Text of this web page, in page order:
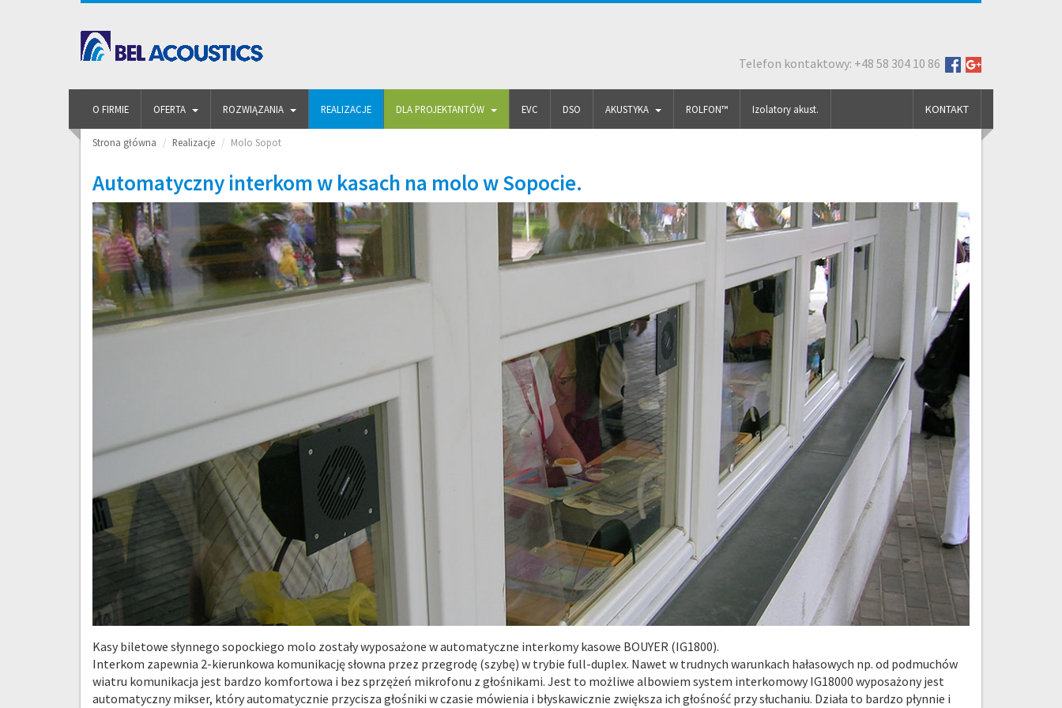
Telefon kontaktowy: +48 58 304 10 86
O FIRMIE OFERTA ROZWIĄZANIA REALIZACJE DLA PROJEKTANTÓW EVC DSO AKUSTYKA ROLFON™ Izolatory akust. KONTAKT
Strona główna Realizacje Molo Sopot
Automatyczny interkom w kasach na molo w Sopocie.
Kasy biletowe słynnego sopockiego molo zostały wyposażone w automatyczne interkomy kasowe BOUYER (IG1800).
Interkom zapewnia 2-kierunkowa komunikację słowna przez przegrodę (szybę) w trybie full-duplex. Nawet w trudnych warunkach hałasowych np. od podmuchów
wiatru komunikacja jest bardzo komfortowa i bez sprzężeń mikrofonu z głośnikami. Jest to możliwe albowiem system interkomowy IG18000 wyposażony jest
automatyczny mikser, który automatycznie przycisza głośniki w czasie mówienia i błyskawicznie zwiększa ich głośność przy słuchaniu. Działa to bardzo płynnie i